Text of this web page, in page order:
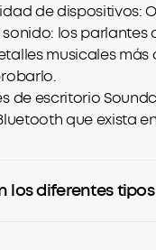
de dispositivos:
los
musicales
de escritorio
que exista
los diferentes